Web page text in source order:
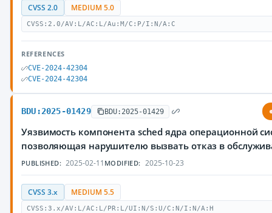
CVSS 2.0 MEDIUM 5.0
CVSS:2.0/AV:L/AC:L/Au:M/C:P/I:N/A:C
REFERENCES
CVE-2024-42304
CVE-2024-42304
BDU:2025-01429 BDU:2025-01429
Уязвимость компонента sched ядра операционной
позволяющая нарушителю вызвать отказ в
PUBLISHED: 2025-02-11 MODIFIED: 2025-10-23
CVSS 3.x MEDIUM 5.5
CVSS:3.x/AV:L/AC:L/PR:L/UI:N/S:U/C:N/I:N/A:H